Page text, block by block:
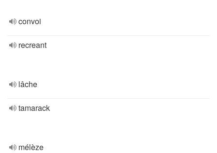
convoi
recreant
lâche
tamarack
mélèze